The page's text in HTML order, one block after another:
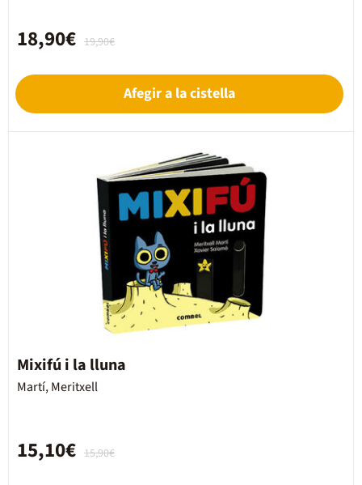
19,90€
18,90€
Afegir a la cistella
Mixifú i la lluna
Martí, Meritxell
15,90€
15,10€